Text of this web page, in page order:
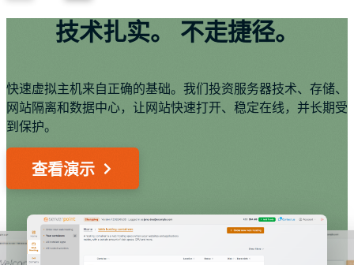
技术扎实。 不走捷径。
快速虚拟主机来自正确的基础。我们投资服务器技术、存储、
网站隔离和数据中心，让网站快速打开、稳定在线，并长期受
到保护。
查看演示